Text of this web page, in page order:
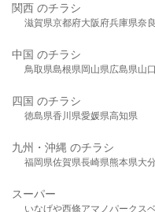
関西 のチラシ
滋賀県京都府大阪府兵庫県奈
中国 のチラシ
鳥取県島根県岡山県広島県山
四国 のチラシ
徳島県香川県愛媛県高知県
九州・沖縄 のチラシ
福岡県佐賀県長崎県熊本県大
スーパー
いなげや西條アマノパークス